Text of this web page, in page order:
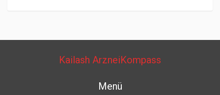
Kailash ArzneiKompass
Menü